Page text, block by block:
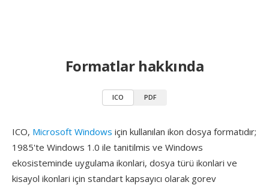
Formatlar hakkında
ICO PDF
ICO, Microsoft Windows için kullanılan ikon dosya formatıdır;
1985'te Windows 1.0 ile tanitilmis ve Windows
ekosisteminde uygulama ikonlari, dosya türü ikonlari ve
kisayol ikonlari için standart kapsayıcı olarak gorev